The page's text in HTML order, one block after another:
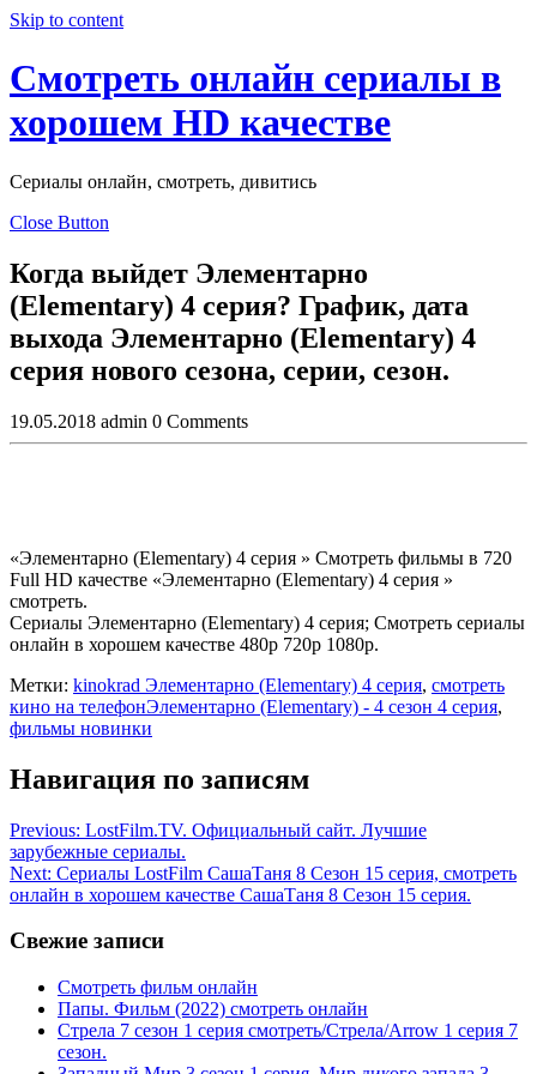
Skip to content
Смотреть онлайн сериалы в
хорошем HD качестве
Сериалы онлайн, смотреть, дивитись
Close Button
Когда выйдет Элементарно
(Elementary) 4 серия? График, дата
выхода Элементарно (Elementary) 4
серия нового сезона, серии, сезон.
19.05.2018 admin 0 Comments
«Элементарно (Elementary) 4 серия » Смотреть фильмы в 720
Full HD качестве «Элементарно (Elementary) 4 серия »
смотреть.
Сериалы Элементарно (Elementary) 4 серия; Смотреть сериалы
онлайн в хорошем качестве 480p 720p 1080p.
Метки: kinokrad Элементарно (Elementary) 4 серия, смотреть
кино на телефонЭлементарно (Elementary) - 4 сезон 4 серия,
фильмы новинки
Навигация по записям
Previous: LostFilm.TV. Официальный сайт. Лучшие
зарубежные сериалы.
Next: Сериалы LostFilm СашаТаня 8 Сезон 15 серия, смотреть
онлайн в хорошем качестве СашаТаня 8 Сезон 15 серия.
Свежие записи
Смотреть фильм онлайн
Папы. Фильм (2022) смотреть онлайн
Стрела 7 сезон 1 серия смотреть/Стрела/Arrow 1 серия 7
сезон.